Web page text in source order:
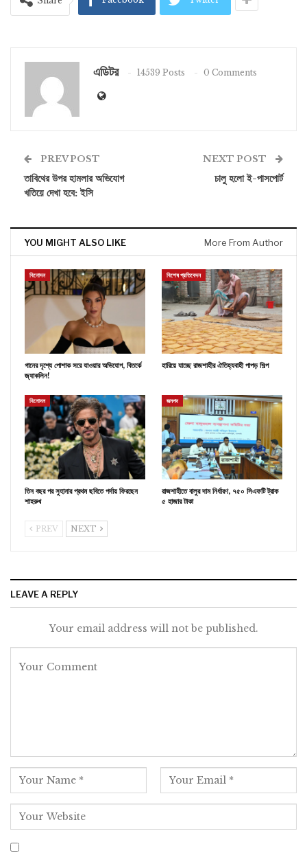
এডিটর 14539 Posts 0 Comments
PREV POST
তাবিথের উপর হামলার অভিযোগ
খতিয়ে দেখা হবে: ইসি
NEXT POST
চালু হলো ই-পাসপোর্ট
YOU MIGHT ALSO LIKE More From Author
বিনোদন
গানের দৃশ্যে পোশাক সরে যাওয়ার অভিযোগ, বিতর্কে
জ্যাকলিন!
বিশেষ প্রতিবেদন
হারিয়ে যাচ্ছে রাজশাহীর ঐতিহ্যবাহী পাপড় শিল্প
বিনোদন
তিন বছর পর সুহানার প্রথম ছবিতে পর্দায় ফিরছেন
শাহরুখ
জনপদ
রাজশাহীতে বালুর দাম নির্ধারণ, ৭৫০ সিএফটি ট্রাক
৫ হাজার টাকা
PREV NEXT
LEAVE A REPLY
Your email address will not be published.